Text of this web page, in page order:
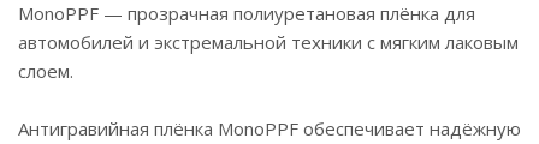
MonoPPF — прозрачная полиуретановая плёнка для
автомобилей и экстремальной техники с мягким лаковым
слоем.
Антигравийная плёнка MonoPPF обеспечивает надёжную